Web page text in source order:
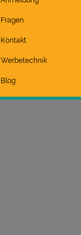
Fragen
Kontakt
Werbetechnik
Blog